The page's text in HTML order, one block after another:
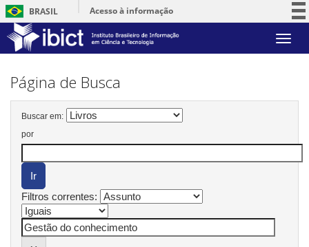
BRASIL
Acesso à informação
Serviços
Skip
Página de Busca
Buscar em:
por
Filtros correntes: